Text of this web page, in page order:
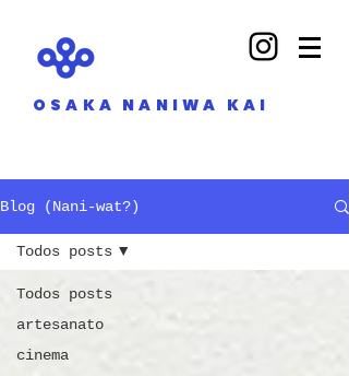
OSAKA NANIWA KAI
Blog (Nani-wat?)
Todos posts
artesanato
cinema
Todos posts